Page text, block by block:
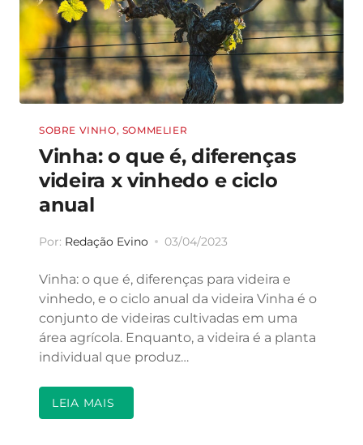
SOBRE VINHO, SOMMELIER
Vinha: o que é, diferenças
videira x vinhedo e ciclo
anual
Por: Redação Evino 03/04/2023
Vinha: o que é, diferenças para videira e
vinhedo, e o ciclo anual da videira Vinha é o
conjunto de videiras cultivadas em uma
área agrícola. Enquanto, a videira é a planta
individual que produz…
LEIA MAIS